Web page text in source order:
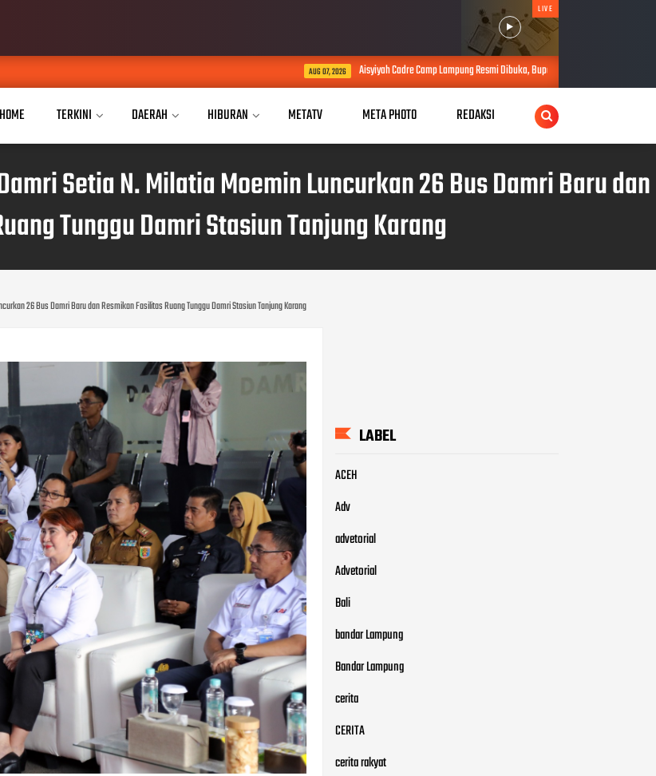
LIVE
Aisyiyah Cadre Camp Lampung Resmi Dibuka, Bupati Tubaba Ajak Sinergi Perkuat Pembangunan
HOME TERKINI DAERAH HIBURAN METATV META PHOTO REDAKSI
Setia N. Milatia Moemin Luncurkan 26 Bus Damri Baru dan
Tunggu Damri Stasiun Tanjung Karang
26 Bus Damri Baru dan Resmikan Fasilitas Ruang Tunggu Damri Stasiun Tanjung Karang
Advetorial
Bali
bandar Lampung
Bandar Lampung
cerita
CERITA
cerita rakyat
Cerita rakyat
Cerita Rakyat
Daerah
Edukasi